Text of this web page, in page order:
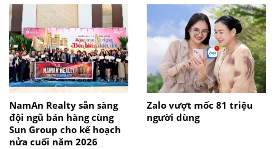
NamAn Realty sẵn sàng
đội ngũ bán hàng cùng
Sun Group cho kế hoạch
nửa cuối năm 2026
Zalo vượt mốc 81 triệu
người dùng